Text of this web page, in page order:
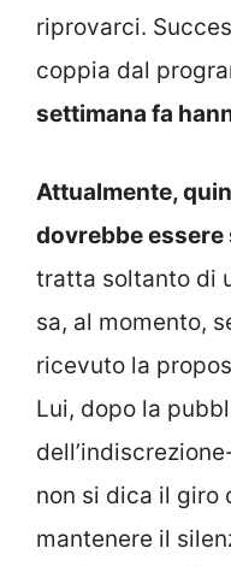
riprovarci.
coppia dal
settimana fa
Attualmente,
dovrebbe essere
tratta soltanto di
sa, al momento,
ricevuto la
Lui, dopo la
non si dica il giro
mantenere il